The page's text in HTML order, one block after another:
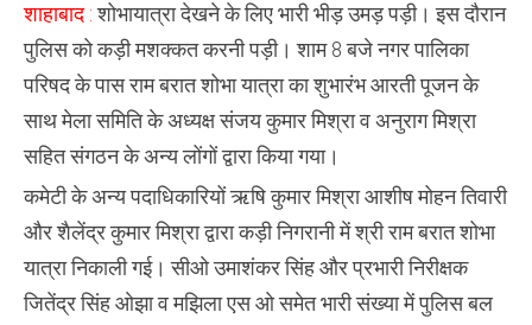
शोभा
नगर
विभिन्न
मार्गो
से
निकाली
गई
शाहाबाद :शोभायात्रा देखने के लिए भारी भीड़ उमड़ पड़ी। इस दौरान
पुलिस को कड़ी मशक्कत करनी पड़ी। शाम 8 बजे नगर पालिका
परिषद के पास राम बरात शोभा यात्रा का शुभारंभ आरती पूजन के
साथ मेला समिति के अध्यक्ष संजय कुमार मिश्रा व अनुराग मिश्रा
सहित संगठन के अन्य लोंगों द्वारा किया गया।
कमेटी के अन्य पदाधिकारियों ऋषि कुमार मिश्रा आशीष मोहन तिवारी
और शैलेंद्र कुमार मिश्रा द्वारा कड़ी निगरानी में श्री राम बरात शोभा
यात्रा निकाली गई। सीओ उमाशंकर सिंह और प्रभारी निरीक्षक
जितेंद्र सिंह ओझा व मझिला एस ओ समेत भारी संख्या में पुलिस बल